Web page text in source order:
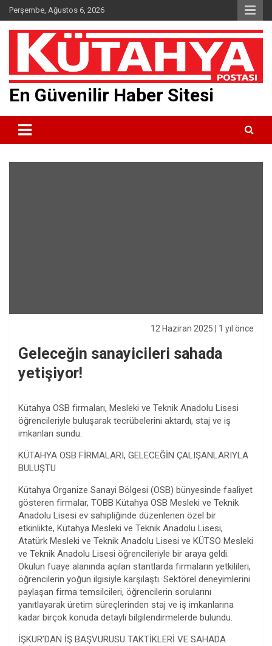
Skip
to
content
Perşembe, Ağustos 6, 2026
En Güvenilir Haber Sitesi
12 Haziran 2025 | 1 yıl önce
Geleceğin sanayicileri sahada
yetişiyor!
Kütahya OSB firmaları, Mesleki ve Teknik Anadolu Lisesi
öğrencileriyle buluşarak tecrübelerini aktardı, staj ve iş
imkanları sundu.
KÜTAHYA OSB FİRMALARI, GELECEĞİN ÇALIŞANLARIYLA
BULUŞTU
Kütahya Organize Sanayi Bölgesi (OSB) bünyesinde faaliyet
gösteren firmalar, TOBB Kütahya OSB Mesleki ve Teknik
Anadolu Lisesi ev sahipliğinde düzenlenen özel bir
etkinlikte, Kütahya Mesleki ve Teknik Anadolu Lisesi,
Atatürk Mesleki ve Teknik Anadolu Lisesi ve KÜTSO Mesleki
ve Teknik Anadolu Lisesi öğrencileriyle bir araya geldi.
Okulun fuaye alanında açılan stantlarda firmaların yetkilileri,
öğrencilerin yoğun ilgisiyle karşılaştı. Sektörel deneyimlerini
paylaşan firma temsilcileri, öğrencilerin sorularını
yanıtlayarak üretim süreçlerinden staj ve iş imkanlarına
kadar birçok konuda detaylı bilgilendirmelerde bulundu.
İŞKUR’DAN İŞ BAŞVURUSU TAKTİKLERİ VE SAHADA